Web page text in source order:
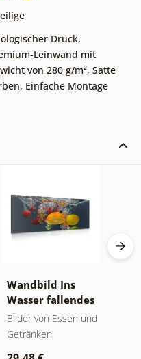
Druck,
Leinwand mit
von 280 g/m², Satte
, Einfache Montage
Wandbild Ins
Wasser fallendes
Obst
Bilder von Essen und
Getränken